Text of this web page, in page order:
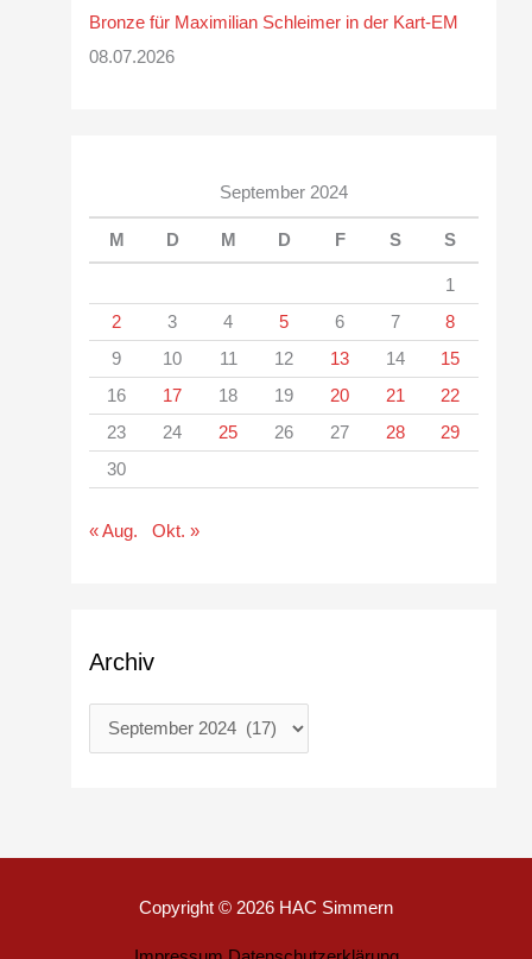
Bronze für Maximilian Schleimer in der Kart-EM
08.07.2026
September 2024
M D M D F S S
1
2
3 4 5 6 7
8
9
10 11 12 13 14
15
16
17 18 19 20 21
22
23
24 25 26 27 28
29
30
« Aug. Okt. »
Archiv
Copyright © 2026 HAC Simmern